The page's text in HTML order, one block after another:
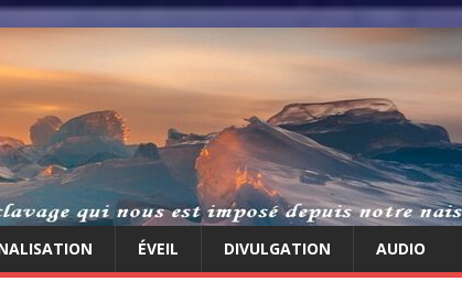
ÉVEIL DIVULGATION AUDIO